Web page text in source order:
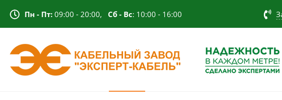
Пн - Пт: 09:00 - 20:00, Сб - Вс: 10:00 - 16:00